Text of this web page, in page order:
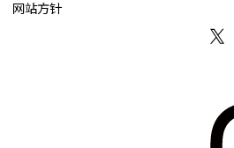
网站方针